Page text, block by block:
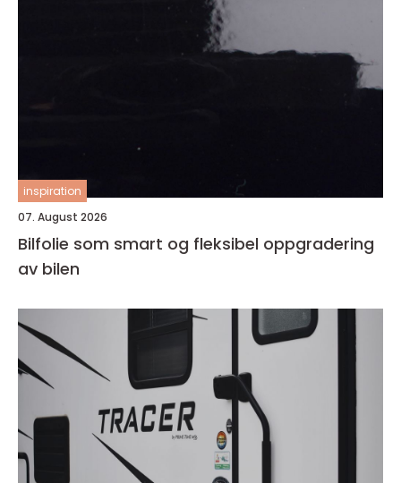
inspiration
07. August 2026
Bilfolie som smart og fleksibel oppgradering
av bilen